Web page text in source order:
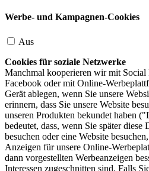
Werbe- und Kampagnen-Cookies
Aus
Cookies für soziale Netzwerke
Manchmal kooperieren wir mit Social
Facebook oder mit Online-
Gerät ablegen, wenn Sie unsere
erinnern, dass Sie unsere Website
unseren Produkten bekundet haben
bedeutet, dass, wenn Sie später diese
besuchen oder eine Website
Anzeigen für unsere Online-
dann vorgestellten Werbeanzeigen
Interessen zugeschnitten sind. Falls